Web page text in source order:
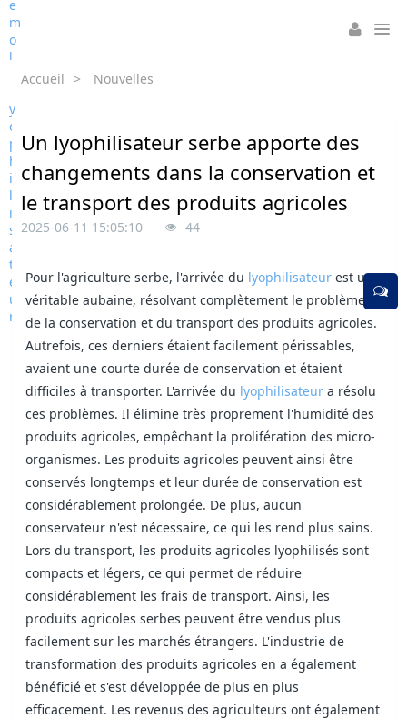
Accueil > Nouvelles
Un lyophilisateur serbe apporte des
changements dans la conservation et
le transport des produits agricoles
2025-06-11 15:05:10 44
Pour l'agriculture serbe, l'arrivée du lyophilisateur est une
véritable aubaine, résolvant complètement le problème
de la conservation et du transport des produits agricoles.
Autrefois, ces derniers étaient facilement périssables,
avaient une courte durée de conservation et étaient
difficiles à transporter. L'arrivée du lyophilisateur a résolu
ces problèmes. Il élimine très proprement l'humidité des
produits agricoles, empêchant la prolifération des micro-
organismes. Les produits agricoles peuvent ainsi être
conservés longtemps et leur durée de conservation est
considérablement prolongée. De plus, aucun
conservateur n'est nécessaire, ce qui les rend plus sains.
Lors du transport, les produits agricoles lyophilisés sont
compacts et légers, ce qui permet de réduire
considérablement les frais de transport. Ainsi, les
produits agricoles serbes peuvent être vendus plus
facilement sur les marchés étrangers. L'industrie de
transformation des produits agricoles en a également
bénéficié et s'est développée de plus en plus
efficacement. Les revenus des agriculteurs ont également